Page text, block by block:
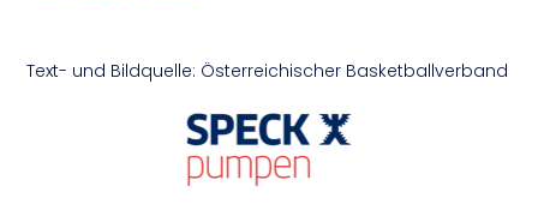
Text- und Bildquelle: Österreichischer Basketballverband